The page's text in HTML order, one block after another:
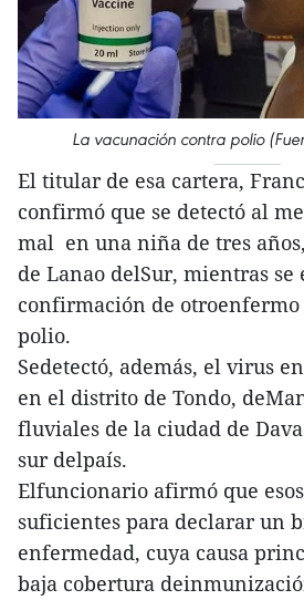
La vacunación contra polio
El titular de esa cartera,
confirmó que se detectó al
mal en una niña de tres
de Lanao delSur, mientras se
confirmación de otroenfermo
polio.
Sedetectó, además, el virus
en el distrito de Tondo,
fluviales de la ciudad de
sur delpaís.
Elfuncionario afirmó que
suficientes para declarar un
enfermedad, cuya causa
baja cobertura